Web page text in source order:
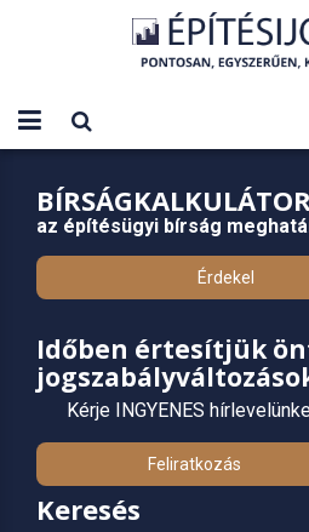
BÍRSÁGKALKULÁTOR
az építésügyi bírság
Érdekel
Időben értesítjük
Kérje INGYENES
Feliratkozás
Keresés